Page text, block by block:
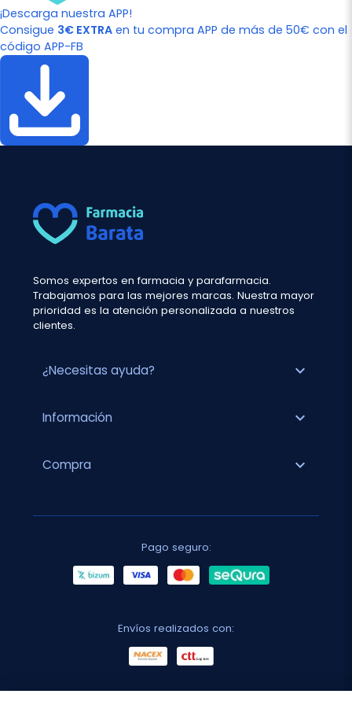
¡Descarga nuestra APP!
Consigue 3€ EXTRA en tu compra APP de más de 50€ con el
código APP-FB
Somos expertos en farmacia y parafarmacia.
Trabajamos para las mejores marcas. Nuestra mayor
prioridad es la atención personalizada a nuestros
clientes.
¿Necesitas ayuda? expand_more
Información expand_more
Compra expand_more
Pago seguro:
Envíos realizados con: